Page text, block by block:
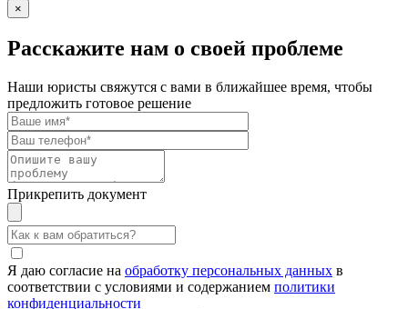
×
Расскажите нам о своей проблеме
Наши юристы свяжутся с вами в ближайшее время, чтобы
предложить готовое решение
Прикрепить документ
Я даю согласие на обработку персональных данных в
соответствии с условиями и содержанием политики
конфиденциальности